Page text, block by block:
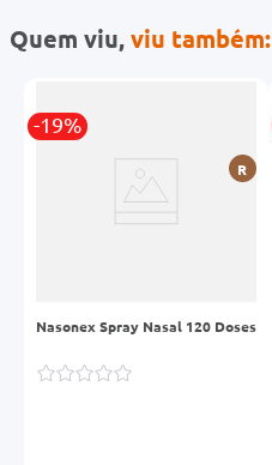
Quem viu,viu também:
-19%
R
Nasonex Spray Nasal 120 Doses